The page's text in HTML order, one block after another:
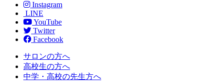
Instagram
LINE
YouTube
Twitter
Facebook
サロンの方へ
高校生の方へ
中学・高校の先生方へ